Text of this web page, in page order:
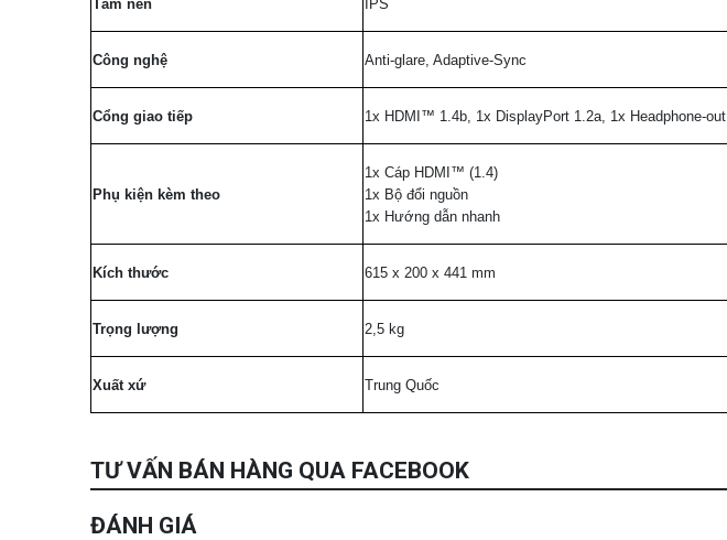
Tấm nền IPS
Công nghệ Anti-glare, Adaptive-Sync
Cổng giao tiếp 1x HDMI™ 1.4b, 1x DisplayPort 1.2a, 1x Headphone-out
Phụ kiện kèm theo
1x Cáp HDMI™ (1.4)
1x Bộ đổi nguồn
1x Hướng dẫn nhanh
Kích thước 615 x 200 x 441 mm
Trọng lượng 2,5 kg
Xuất xứ Trung Quốc
TƯ VẤN BÁN HÀNG QUA FACEBOOK
ĐÁNH GIÁ